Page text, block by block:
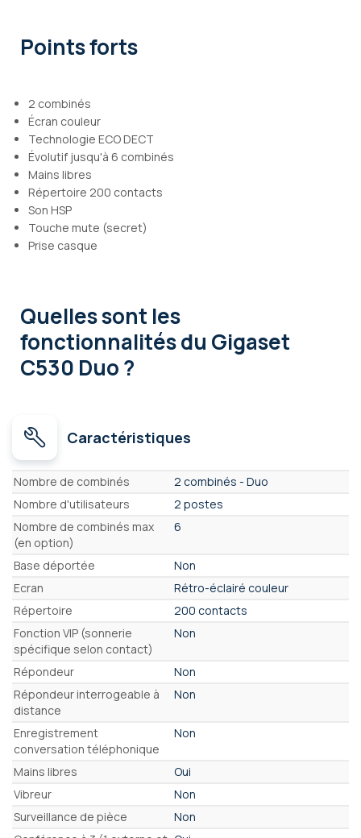
Points forts
2 combinés
Écran couleur
Technologie ECO DECT
Évolutif jusqu'à 6 combinés
Mains libres
Répertoire 200 contacts
Son HSP
Touche mute (secret)
Prise casque
Quelles sont les
fonctionnalitésdu Gigaset
C530 Duo ?
Caractéristiques
Caractéristiques
Nombre de combinés
2 combinés - Duo
Nombre d'utilisateurs
2 postes
Nombre de combinés max
(en option)
6
Base déportée
Non
Ecran
Rétro-éclairé couleur
Répertoire
200 contacts
Fonction VIP (sonnerie
spécifique selon contact)
Non
Répondeur
Non
Répondeur interrogeable à
distance
Non
Enregistrement
conversation téléphonique
Non
Mains libres
Oui
Vibreur
Non
Surveillance de pièce
Non